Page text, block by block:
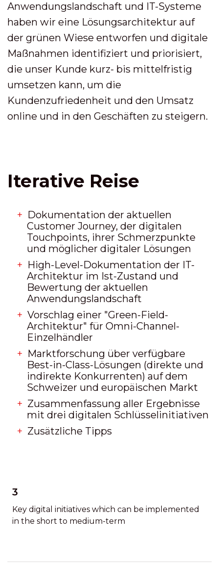
Anwendungslandschaft und IT-Systeme
haben wir eine Lösungsarchitektur auf
der grünen Wiese entworfen und digitale
Maßnahmen identifiziert und priorisiert,
die unser Kunde kurz- bis mittelfristig
umsetzen kann, um die
Kundenzufriedenheit und den Umsatz
online und in den Geschäften zu steigern.
Iterative Reise
Dokumentation der aktuellen
Customer Journey, der digitalen
Touchpoints, ihrer Schmerzpunkte
und möglicher digitaler Lösungen
High-Level-Dokumentation der IT-
Architektur im Ist-Zustand und
Bewertung der aktuellen
Anwendungslandschaft
Vorschlag einer "Green-Field-
Architektur" für Omni-Channel-
Einzelhändler
Marktforschung über verfügbare
Best-in-Class-Lösungen (direkte und
indirekte Konkurrenten) auf dem
Schweizer und europäischen Markt
Zusammenfassung aller Ergebnisse
mit drei digitalen Schlüsselinitiativen
Zusätzliche Tipps
3
Key digital initiatives which can be implemented
in the short to medium-term